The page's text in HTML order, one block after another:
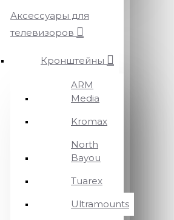
Аксессуары для
телевизоров
Кронштейны
ARM
Media
Kromax
North
Bayou
Tuarex
Ultramounts